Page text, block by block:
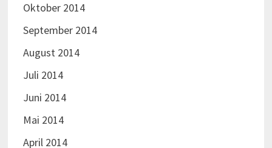
Oktober 2014
September 2014
August 2014
Juli 2014
Juni 2014
Mai 2014
April 2014